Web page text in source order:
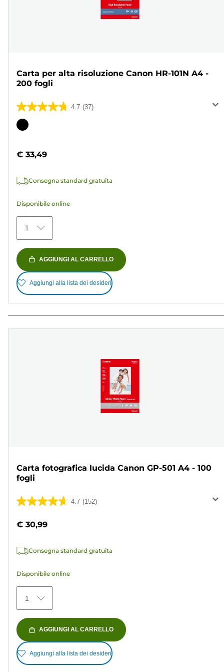
Carta per alta risoluzione Canon HR-101N A4 -
200 fogli
4.7 (37)
4.7
su
37
Cartuccia
€ 33,49
Consegna standard gratuita
Disponibile online
1
AGGIUNGI AL CARRELLO
Aggiungi alla lista dei desideri
Carta fotografica lucida Canon GP-501 A4 - 100
fogli
4.7 (152)
4.7
5
152
€ 30,99
Consegna standard gratuita
Disponibile online
1
AGGIUNGI AL CARRELLO
Aggiungi alla lista dei desideri